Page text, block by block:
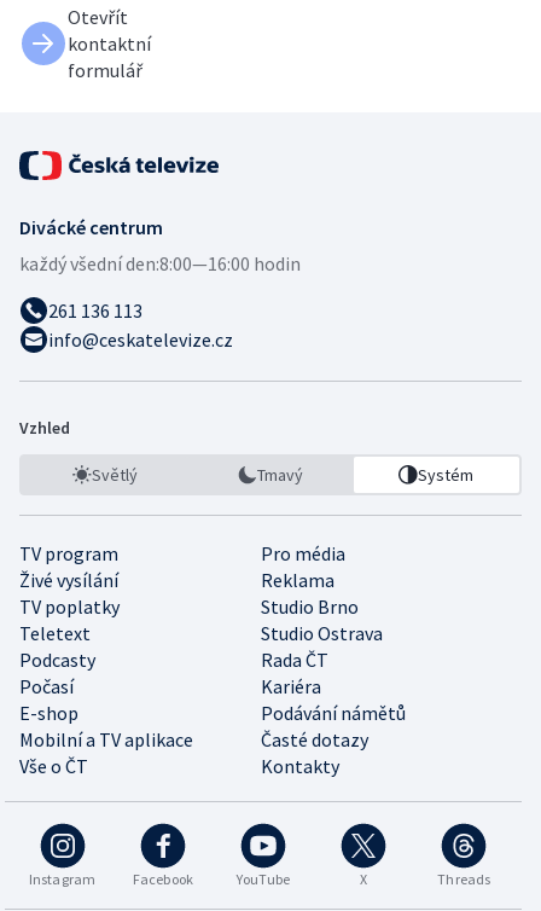
Otevřít
kontaktní
formulář
Divácké centrum
každý všední den:8:00—16:00 hodin
261 136 113
info@ceskatelevize.cz
Vzhled
Světlý Tmavý Systém
TV program
Pro média
Živé vysílání
Reklama
TV poplatky
Studio Brno
Teletext
Studio Ostrava
Podcasty
Rada ČT
Počasí
Kariéra
E-shop
Podávání námětů
Mobilní a TV aplikace
Časté dotazy
Vše o ČT
Kontakty
Instagram Facebook YouTube X Threads